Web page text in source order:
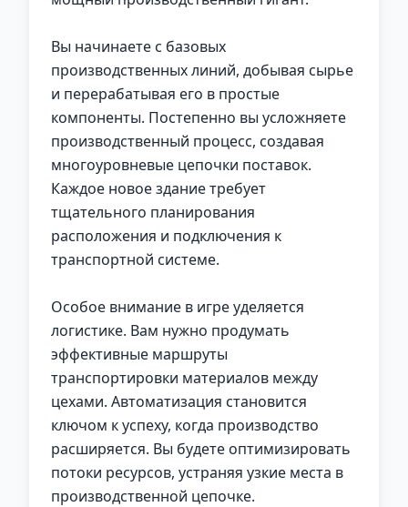
Вы начинаете с базовых
производственных линий, добывая сырье
и перерабатывая его в простые
компоненты. Постепенно вы усложняете
производственный процесс, создавая
многоуровневые цепочки поставок.
Каждое новое здание требует
тщательного планирования
расположения и подключения к
транспортной системе.
Особое внимание в игре уделяется
логистике. Вам нужно продумать
эффективные маршруты
транспортировки материалов между
цехами. Автоматизация становится
ключом к успеху, когда производство
расширяется. Вы будете оптимизировать
потоки ресурсов, устраняя узкие места в
производственной цепочке.